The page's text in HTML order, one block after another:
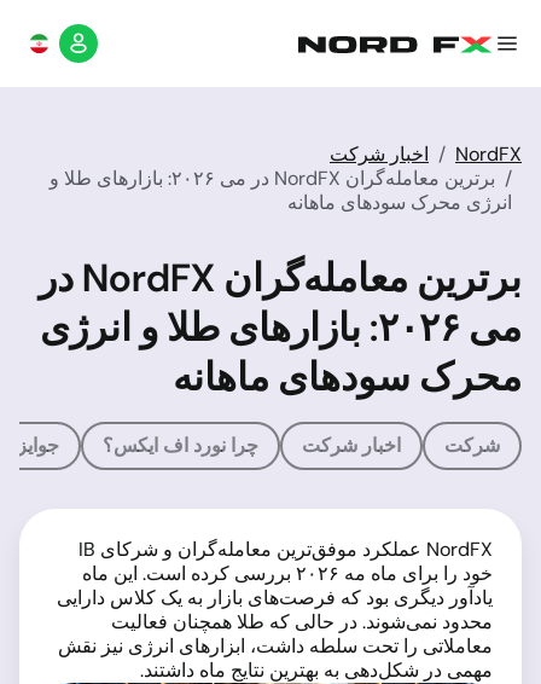
NordFX
اخبار شرکت
برترین معامله‌گران NordFX در می ۲۰۲۶: بازارهای طلا و
انرژی محرک سودهای ماهانه
برترین معامله‌گران NordFX در
می ۲۰۲۶: بازارهای طلا و انرژی
محرک سودهای ماهانه
شرکت اخبار شرکت چرا نورد اف ایکس؟ جوایز
NordFX عملکرد موفق‌ترین معامله‌گران و شرکای IB
خود را برای ماه مه ۲۰۲۶ بررسی کرده است. این ماه
یادآور دیگری بود که فرصت‌های بازار به یک کلاس دارایی
محدود نمی‌شوند. در حالی که طلا همچنان فعالیت
معاملاتی را تحت سلطه داشت، ابزارهای انرژی نیز نقش
مهمی در شکل‌دهی به بهترین نتایج ماه داشتند.